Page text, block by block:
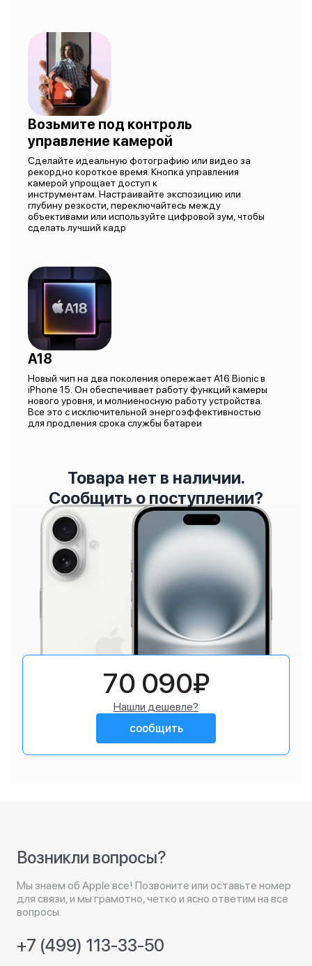
Возьмите под контроль
управление камерой
Сделайте идеальную фотографию или видео за
рекордно короткое время. Кнопка управления
камерой упрощает доступ к
инструментам. Настраивайте экспозицию или
глубину резкости, переключайтесь между
объективами или используйте цифровой зум, чтобы
сделать лучший кадр
A18
Новый чип на два поколения опережает A16 Bionic в
iPhone 15. Он обеспечивает работу функций камеры
нового уровня, и молниеносную работу устройства.
Все это с исключительной энергоэффективностью
для продления срока службы батареи
Товара нет в наличии.
Сообщить о поступлении?
70 090₽
Нашли дешевле?
сообщить
Возникли вопросы?
Мы знаем об Apple все! Позвоните или оставьте номер
для связи, и мы грамотно, четко и ясно ответим на все
вопросы.
+7 (499) 113-33-50